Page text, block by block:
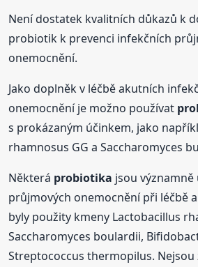
Není dostatek kvalitních důkazů k
probiotik k prevenci infekčních
onemocnění.
Jako doplněk v léčbě akutních
onemocnění je možno používat
s prokázaným účinkem, jako
rhamnosus GG a Saccharomyces
Některá probiotika jsou
průjmových onemocnění při léčbě
byly použity kmeny Lactobacillus
Saccharomyces boulardii,
Streptococcus thermopilus.